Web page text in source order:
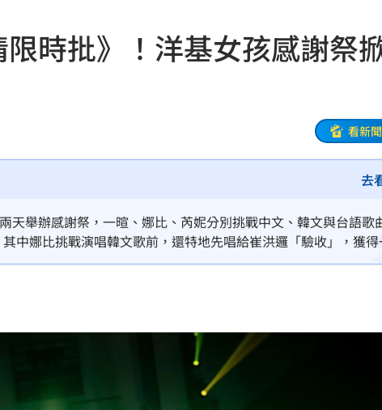
國
會 18:45
閃
評
不好 18:30
18:28
腸
時批》！洋基女孩感謝祭
看新
去
天舉辦感謝祭，一暄、娜比、芮妮分別挑戰中文、韓文與台語歌
中娜比挑戰演唱韓文歌前，還特地先唱給崔洪邏「驗收」，獲得
的《愛你》、韓團 NewJeans 歌曲《Ditto》，到台語經典金曲